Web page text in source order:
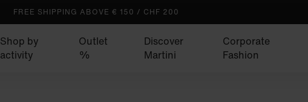
FREE SHIPPING ABOVE € 150 / CHF 200
Shop by
activity
Outlet
%
Discover
Martini
Corporate
Fashion